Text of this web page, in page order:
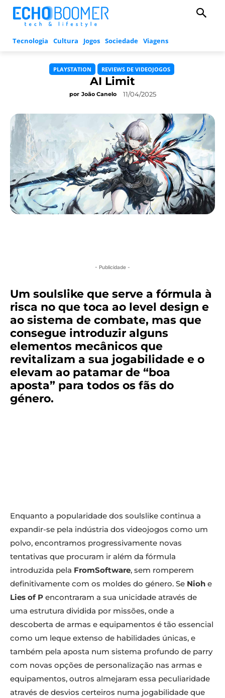
Tecnologia Cultura Jogos Sociedade Viagens
PLAYSTATION REVIEWS DE VIDEOJOGOS
AI Limit
por João Canelo 11/04/2025
- Publicidade -
Um soulslike que serve a fórmula à
risca no que toca ao level design e
ao sistema de combate, mas que
consegue introduzir alguns
elementos mecânicos que
revitalizam a sua jogabilidade e o
elevam ao patamar de “boa
aposta” para todos os fãs do
género.
Enquanto a popularidade dos soulslike continua a
expandir-se pela indústria dos videojogos como um
polvo, encontramos progressivamente novas
tentativas que procuram ir além da fórmula
introduzida pela FromSoftware, sem romperem
definitivamente com os moldes do género. Se Nioh e
Lies of P encontraram a sua unicidade através de
uma estrutura dividida por missões, onde a
descoberta de armas e equipamentos é tão essencial
como um leque extenso de habilidades únicas, e
também pela aposta num sistema profundo de parry
com novas opções de personalização nas armas e
equipamentos, outros almejaram essa peculiaridade
através de desvios certeiros numa jogabilidade que